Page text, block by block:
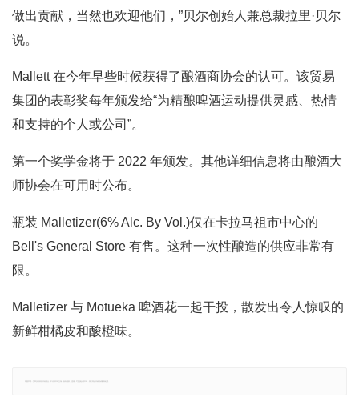
做出贡献，当然也欢迎他们，”贝尔创始人兼总裁拉里·贝尔
说。
Mallett 在今年早些时候获得了酿酒商协会的认可。该贸易
集团的表彰奖每年颁发给“为精酿啤酒运动提供灵感、热情
和支持的个人或公司”。
第一个奖学金将于 2022 年颁发。其他详细信息将由酿酒大
师协会在可用时公布。
瓶装 Malletizer(6% Alc. By Vol.)仅在卡拉马祖市中心的
Bell's General Store 有售。这种一次性酿造的供应非常有
限。
Malletizer 与 Motueka 啤酒花一起干投，散发出令人惊叹的
新鲜柑橘皮和酸橙味。